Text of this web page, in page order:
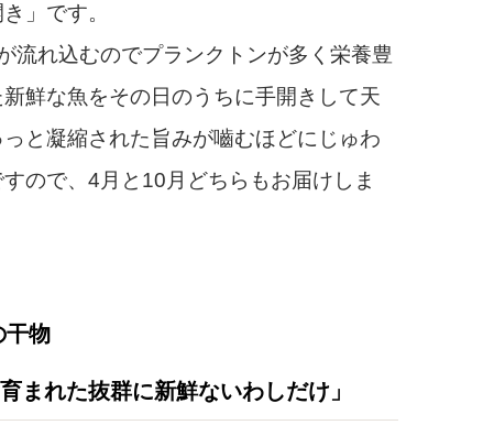
」です。
流れ込むのでプランクトンが多く栄養豊
鮮な魚をその日のうちに手開きして天
と凝縮された旨みが嚙むほどにじゅわ
ので、4月と10月どちらもお届けしま
干物
まれた抜群に新鮮ないわしだけ」